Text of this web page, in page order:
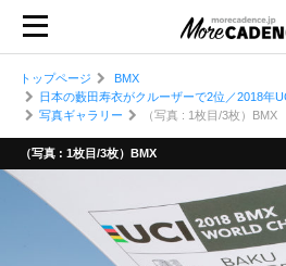
トップページ
BMX
日本の藪田寿衣がクルーザーで2位／2018年
写真ギャラリー
（写真 : 1枚目/3枚）BMX
（写真 : 1枚目/3枚）BMX